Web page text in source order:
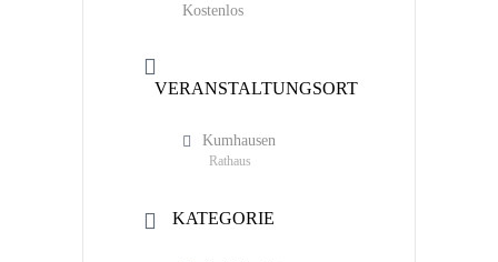
Kostenlos
VERANSTALTUNGSORT
Kumhausen
Rathaus
KATEGORIE